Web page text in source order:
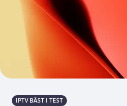
IPTV BÄST I TEST